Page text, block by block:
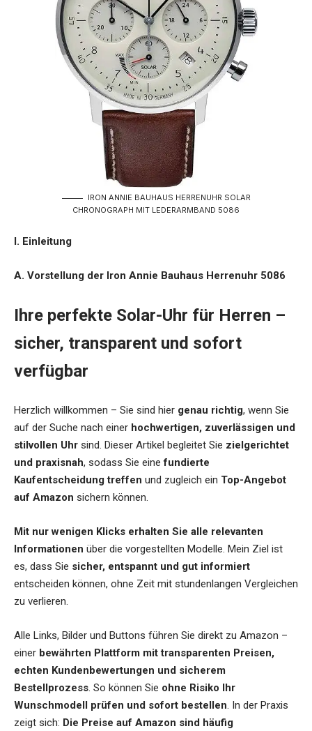
IRON ANNIE BAUHAUS HERRENUHR SOLAR
CHRONOGRAPH MIT LEDERARMBAND 5086
I. Einleitung
A. Vorstellung der Iron Annie Bauhaus Herrenuhr 5086
Ihre perfekte Solar-Uhr für Herren –
sicher, transparent und sofort
verfügbar
Herzlich willkommen – Sie sind hier genau richtig, wenn Sie
auf der Suche nach einer hochwertigen, zuverlässigen und
stilvollen Uhr sind. Dieser Artikel begleitet Sie zielgerichtet
und praxisnah, sodass Sie einefundierte
Kaufentscheidung treffen und zugleich ein Top-Angebot
auf Amazon sichern können.
Mit nur wenigen Klicks erhalten Sie alle relevanten
Informationen über die vorgestellten Modelle. Mein Ziel ist
es, dass Sie sicher, entspannt und gut informiert
entscheiden können, ohne Zeit mit stundenlangen Vergleichen
zu verlieren.
Alle Links, Bilder und Buttons führen Sie direkt zu Amazon –
einer bewährten Plattform mit transparenten Preisen,
echten Kundenbewertungen und sicherem
Bestellprozess. So können Sie ohne Risiko Ihr
Wunschmodell prüfen und sofort bestellen. In der Praxis
zeigt sich: Die Preise auf Amazon sind häufig